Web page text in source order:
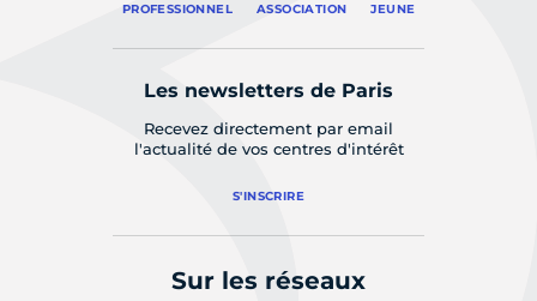
PROFESSIONNEL ASSOCIATION JEUNE
Les newsletters de Paris
Recevez directement par email
l'actualité de vos centres d'intérêt
S'INSCRIRE
Sur les réseaux